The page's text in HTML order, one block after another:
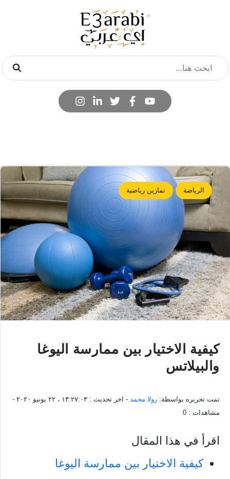
الرياضة تمارين رياضية
كيفية الاختيار بين ممارسة اليوغا
والبيلاتس
تمت تحريره بواسطة: رولا محمد - اخر تحديث : ١٣:٢٧:٠٣ ، ٢٢ يونيو ٢٠٢٠
-
مشاهدات : 0
اقرأ في هذا المقال
كيفية الاختيار بين ممارسة اليوغا